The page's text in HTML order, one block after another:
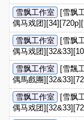
雪飘工作室
[雪飘
偶马戏团
雪飘工作室
[雪飘
偶马戏团
雪飘工作室
[雪飄
偶馬戲團
雪飘工作室
[雪飘
偶马戏团